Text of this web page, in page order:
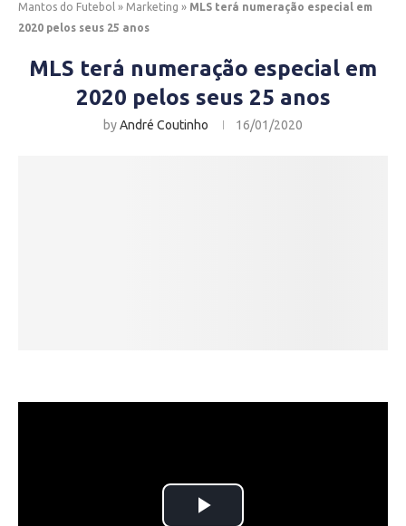
Mantos do Futebol » Marketing » MLS terá numeração especial em
2020 pelos seus 25 anos
MLS terá numeração especial em
2020 pelos seus 25 anos
byAndré Coutinho 16/01/2020